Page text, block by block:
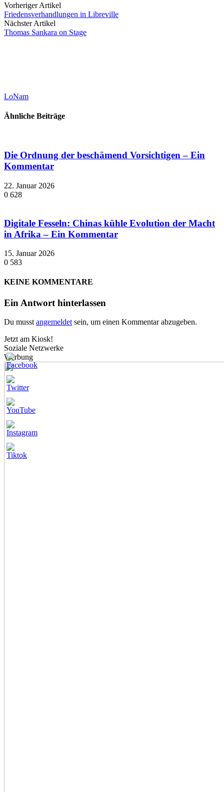
Vorheriger Artikel
Friedensverhandlungen in Libreville
Nächster Artikel
Thomas Sankara on Stage
LoNam
Ähnliche Beiträge
Die Ordnung der beschämend Vorsichtigen – Ein
Kommentar
22. Januar 2026
0 628
Digitale Fesseln: Chinas kühle Evolution der Macht
in Afrika – Ein Kommentar
15. Januar 2026
0 583
KEINE KOMMENTARE
Ein Antwort hinterlassen
Du musstangemeldetsein, um einen Kommentar abzugeben.
Jetzt am Kiosk!
Soziale Netzwerke
Werbung